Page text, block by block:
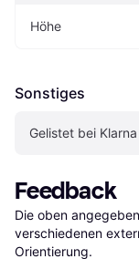
Höhe
Sonstiges
Gelistet bei Klarna
Feedback
Die oben
verschiedenen
Orientierung.